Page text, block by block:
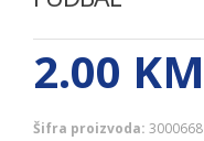
2.00 KM
Šifra proizvoda: 3000668